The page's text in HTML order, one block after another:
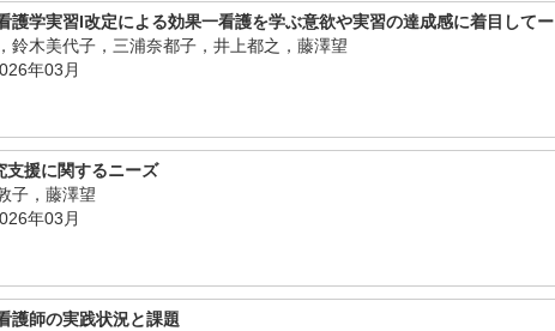
護学実習I改定による効果一看護を学ぶ意欲や実習の達成感に着目してー
鈴木美代子，三浦奈都子，井上都之，藤澤望
年03月
支援に関するニーズ
子，藤澤望
年03月
護師の実践状況と課題